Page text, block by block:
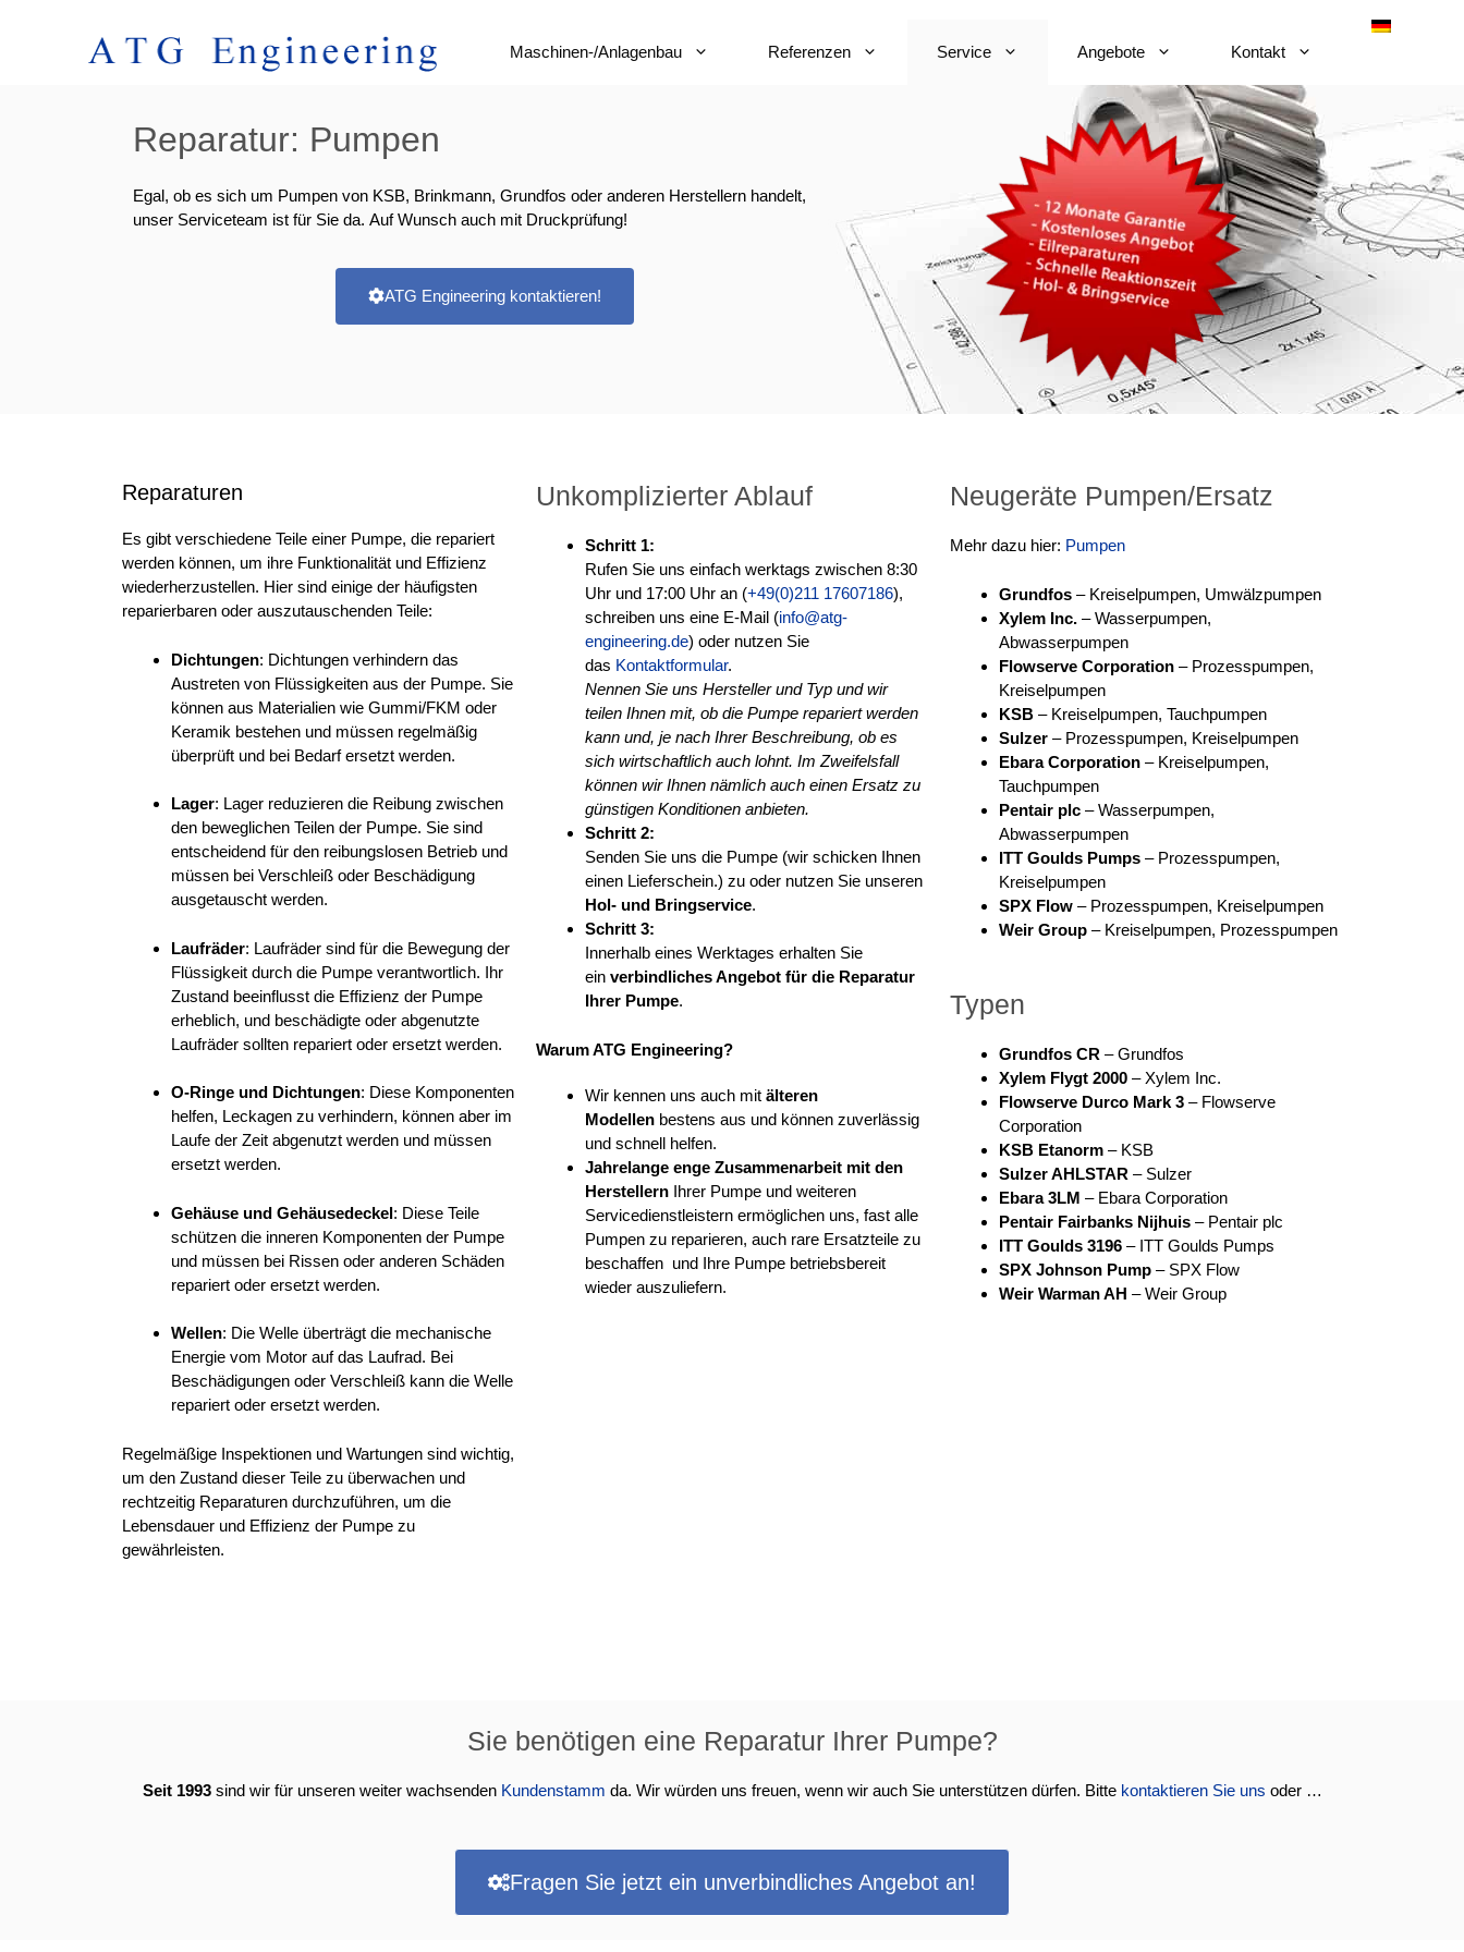
Maschinen-/Anlagenbau Referenzen Service Angebote Kontakt
Reparatur: Pumpen
Egal, ob es sich um Pumpen von KSB, Brinkmann, Grundfos oder anderen Herstellern handelt,
unser Serviceteam ist für Sie da. Auf Wunsch auch mit Druckprüfung!
ATG Engineering kontaktieren!
Reparaturen
Es gibt verschiedene Teile einer Pumpe, die repariert
werden können, um ihre Funktionalität und Effizienz
wiederherzustellen. Hier sind einige der häufigsten
reparierbaren oder auszutauschenden Teile:
Dichtungen: Dichtungen verhindern das
Austreten von Flüssigkeiten aus der Pumpe. Sie
können aus Materialien wie Gummi/FKM oder
Keramik bestehen und müssen regelmäßig
überprüft und bei Bedarf ersetzt werden.
Lager: Lager reduzieren die Reibung zwischen
den beweglichen Teilen der Pumpe. Sie sind
entscheidend für den reibungslosen Betrieb und
müssen bei Verschleiß oder Beschädigung
ausgetauscht werden.
Laufräder: Laufräder sind für die Bewegung der
Flüssigkeit durch die Pumpe verantwortlich. Ihr
Zustand beeinflusst die Effizienz der Pumpe
erheblich, und beschädigte oder abgenutzte
Laufräder sollten repariert oder ersetzt werden.
O-Ringe und Dichtungen: Diese Komponenten
helfen, Leckagen zu verhindern, können aber im
Laufe der Zeit abgenutzt werden und müssen
ersetzt werden.
Gehäuse und Gehäusedeckel: Diese Teile
schützen die inneren Komponenten der Pumpe
und müssen bei Rissen oder anderen Schäden
repariert oder ersetzt werden.
Wellen: Die Welle überträgt die mechanische
Energie vom Motor auf das Laufrad. Bei
Beschädigungen oder Verschleiß kann die Welle
repariert oder ersetzt werden.
Regelmäßige Inspektionen und Wartungen sind wichtig,
um den Zustand dieser Teile zu überwachen und
rechtzeitig Reparaturen durchzuführen, um die
Lebensdauer und Effizienz der Pumpe zu
gewährleisten.
Unkomplizierter Ablauf
Schritt 1:
Rufen Sie uns einfach werktags zwischen 8:30
Uhr und 17:00 Uhr an (+49(0)211 17607186),
schreiben uns eine E-Mail (info@atg-
engineering.de) oder nutzen Sie
das Kontaktformular.
Nennen Sie uns Hersteller und Typ und wir
teilen Ihnen mit, ob die Pumpe repariert werden
kann und, je nach Ihrer Beschreibung, ob es
sich wirtschaftlich auch lohnt. Im Zweifelsfall
können wir Ihnen nämlich auch einen Ersatz zu
günstigen Konditionen anbieten.
Schritt 2:
Senden Sie uns die Pumpe (wir schicken Ihnen
einen Lieferschein.) zu oder nutzen Sie unseren
Hol- und Bringservice.
Schritt 3:
Innerhalb eines Werktages erhalten Sie
ein verbindliches Angebot für die Reparatur
Ihrer Pumpe.
Warum ATG Engineering?
Wir kennen uns auch mit älteren
Modellenbestens aus und können zuverlässig
und schnell helfen.
Jahrelange enge Zusammenarbeit mit den
HerstellernIhrer Pumpe und weiteren
Servicedienstleistern ermöglichen uns, fast alle
Pumpen zu reparieren, auch rare Ersatzteile zu
beschaffen und Ihre Pumpe betriebsbereit
wieder auszuliefern.
Neugeräte Pumpen/Ersatz
Mehr dazu hier: Pumpen
Grundfos– Kreiselpumpen, Umwälzpumpen
Xylem Inc.– Wasserpumpen,
Abwasserpumpen
Flowserve Corporation– Prozesspumpen,
Kreiselpumpen
KSB– Kreiselpumpen, Tauchpumpen
Sulzer– Prozesspumpen, Kreiselpumpen
Ebara Corporation– Kreiselpumpen,
Tauchpumpen
Pentair plc– Wasserpumpen,
Abwasserpumpen
ITT Goulds Pumps– Prozesspumpen,
Kreiselpumpen
SPX Flow– Prozesspumpen, Kreiselpumpen
Weir Group– Kreiselpumpen, Prozesspumpen
Typen
Grundfos CR – Grundfos
Xylem Flygt 2000– Xylem Inc.
Flowserve Durco Mark 3– Flowserve
Corporation
KSB Etanorm– KSB
Sulzer AHLSTAR – Sulzer
Ebara 3LM – Ebara Corporation
Pentair Fairbanks Nijhuis– Pentair plc
ITT Goulds 3196– ITT Goulds Pumps
SPX Johnson Pump– SPX Flow
Weir Warman AH – Weir Group
Sie benötigen eine Reparatur Ihrer Pumpe?
Seit 1993sind wir für unseren weiter wachsenden Kundenstamm da. Wir würden uns freuen, wenn wir auch Sie unterstützen dürfen. Bitte kontaktieren Sie uns oder …
Fragen Sie jetzt ein unverbindliches Angebot an!